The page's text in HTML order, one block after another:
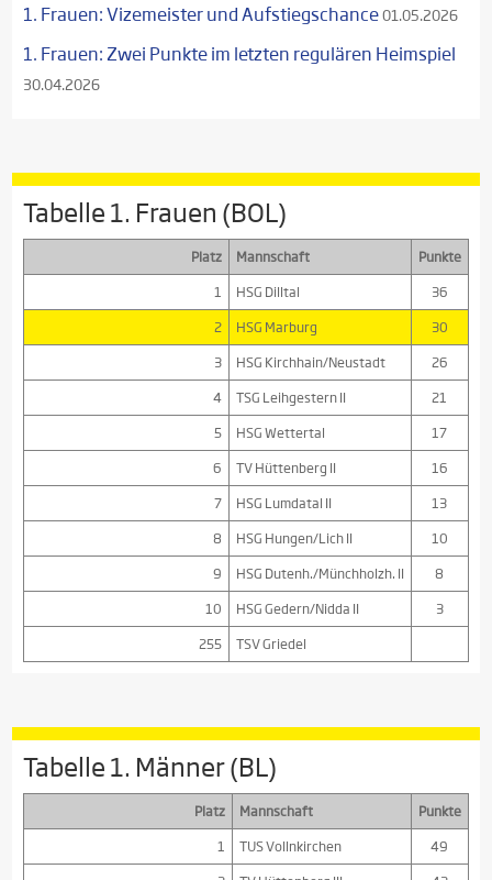
1. Frauen: Vizemeister und Aufstiegschance01.05.2026
1. Frauen: Zwei Punkte im letzten regulären Heimspiel
30.04.2026
Tabelle 1. Frauen (BOL)
Platz Mannschaft
Punkte
1
HSG Dilltal
36
2
HSG Marburg
30
3
HSG Kirchhain/Neustadt
26
4
TSG Leihgestern II
21
5
HSG Wettertal
17
6
TV Hüttenberg II
16
7
HSG Lumdatal II
13
8
HSG Hungen/Lich II
10
9
HSG Dutenh./Münchholzh. II
8
10
HSG Gedern/Nidda II
3
255
TSV Griedel
Tabelle 1. Männer (BL)
Platz Mannschaft
Punkte
1
TUS Vollnkirchen
49